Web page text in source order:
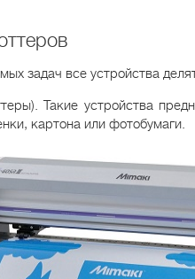
задач все устройства
Такие устройства
картона или фотобумаги.